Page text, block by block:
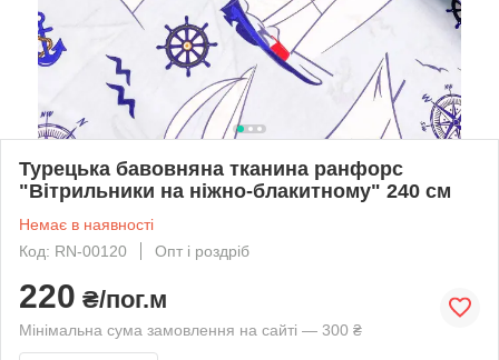
Турецька бавовняна тканина ранфорс
"Вітрильники на ніжно-блакитному" 240 см
Немає в наявності
Код: RN-00120
Опт і роздріб
220 ₴/пог.м
Мінімальна сума замовлення на сайті — 300 ₴